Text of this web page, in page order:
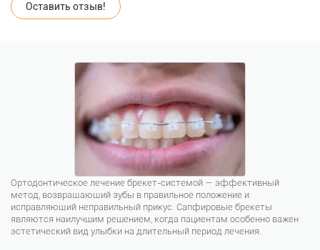
Оставить отзыв!
Ортодонтическое лечение брекет-системой — эффективный
метод, возвращающий зубы в правильное положение и
исправляющий неправильный прикус. Сапфировые брекеты
являются наилучшим решением, когда пациентам особенно важен
эстетический вид улыбки на длительный период лечения.